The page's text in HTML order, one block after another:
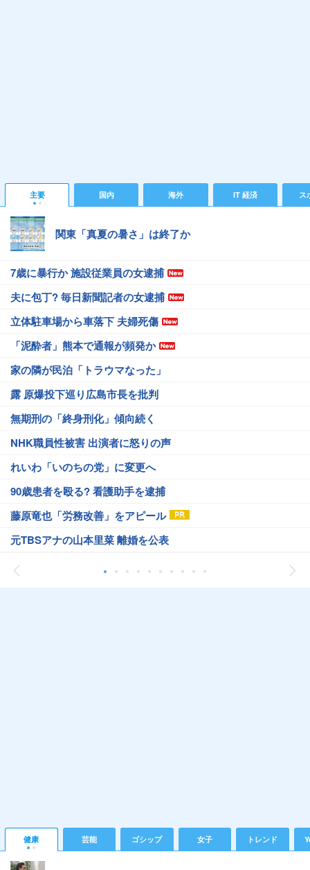
主要 国内 海外 IT 経済 ス
関東「真夏の暑さ」は終了か
7歳に暴行か 施設従業員の女逮捕
夫に包丁? 毎日新聞記者の女逮捕
立体駐車場から車落下 夫婦死傷
「泥酔者」熊本で通報が頻発か
家の隣が民泊「トラウマなった」
露 原爆投下巡り広島市長を批判
無期刑の「終身刑化」傾向続く
NHK職員性被害 出演者に怒りの声
れいわ「いのちの党」に変更へ
90歳患者を殴る? 看護助手を逮捕
藤原竜也「労務改善」をアピール
元TBSアナの山本里菜 離婚を公表
健康 芸能 ゴシップ 女子 トレンド